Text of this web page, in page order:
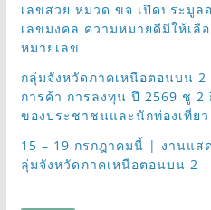
เลขสวย หมวด ขจ เปิดประมู
เลขมงคล ความหมายดีมีให้เลื
หมายเลข
กลุ่มจังหวัดภาคเหนือตอนบน 2
การค้า การลงทุน ปี 2569 ชู 2
ของประชาชนและนักท่องเที่ยว
15 – 19 กรกฎาคมนี้ | งานแส
ลุ่มจังหวัดภาคเหนือตอนบน 2